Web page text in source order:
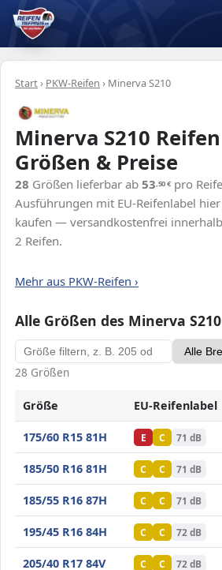
Start› PKW-Reifen › Minerva S210
Minerva S210
Größen & Preise
28 Größen lieferbar ab 53,50€ pro
Ausführungen mit EU-Reifenlabel
kaufen — versandkostenfrei
2 Reifen.
Mehr aus PKW-Reifen ›
Alle Größen des Minerva S210
28 Größen
Größe EU-Reifenlabel
Minerva S210
175/60 R15 81H E C 71 dB
Minerva S210
185/50 R16 81H C C 71 dB
Minerva S210
185/55 R16 87H C C 71 dB
Minerva S210
195/45 R16 84H C C 72 dB
Minerva S210
205/40 R17 84V C C 72 dB